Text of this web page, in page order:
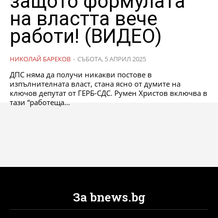
на властта вече
работи! (ВИДЕО)
НИКОЛАЙ БАРЕКОВ - СЪБОТА, 5 АПРИЛ 2025
ДПС няма да получи никакви постове в
изпълнителната власт, стана ясно от думите на
ключов депутат от ГЕРБ-СДС. Румен Христов включва в
тази “работеща...
За bnews.bg